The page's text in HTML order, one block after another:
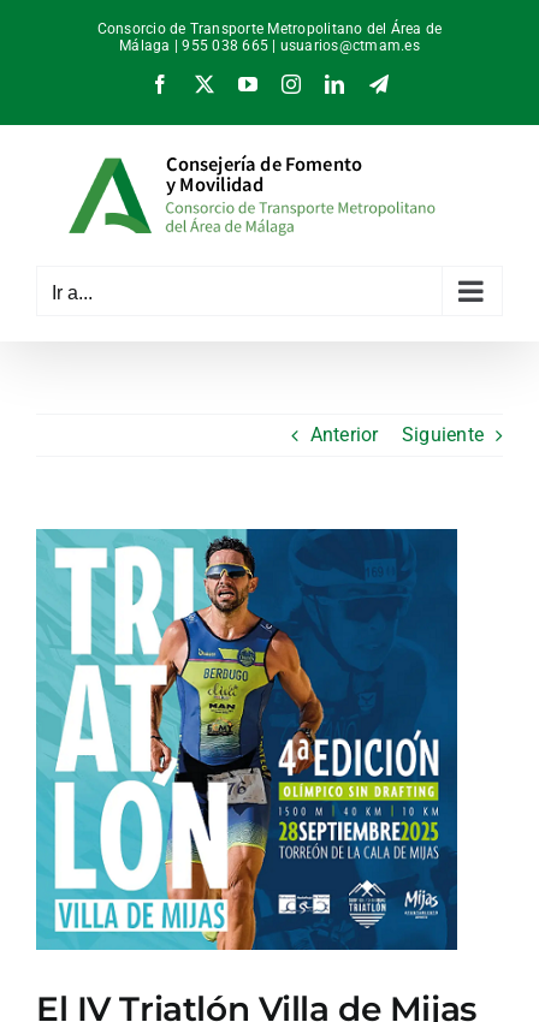
Consorcio de Transporte Metropolitano del Área de
Málaga | 955 038 665 | usuarios@ctmam.es
Facebook
X YouTubeInstagramLinkedInTelegram
Ir a...
Anterior Siguiente
Ver
imagen
más
grande
El IV Triatlón Villa de Mijas